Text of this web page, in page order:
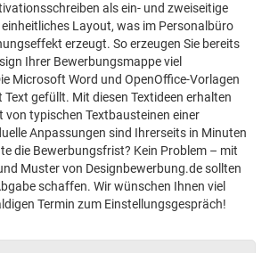
als ein- und zweiseitige
Layout, was im Personalbüro
erzeugt. So erzeugen Sie bereits
Ihrer Bewerbungsmappe viel
Microsoft Word und OpenOffice-Vorlagen
gefüllt. Mit diesen Textideen erhalten
von typischen Textbausteinen einer
Anpassungen sind Ihrerseits in Minuten
die Bewerbungsfrist? Kein Problem – mit
Muster von Designbewerbung.de sollten
schaffen. Wir wünschen Ihnen viel
Termin zum Einstellungsgespräch!